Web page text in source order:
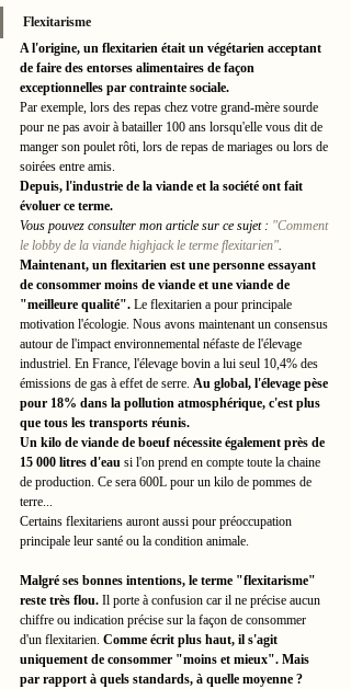
Flexitarisme
A l'origine, un flexitarien était un végétarien acceptant
de faire des entorses alimentaires de façon
exceptionnelles par contrainte sociale.
Par exemple, lors des repas chez votre grand-mère sourde
pour ne pas avoir à batailler 100 ans lorsqu'elle vous dit de
manger son poulet rôti, lors de repas de mariages ou lors de
soirées entre amis.
Depuis, l'industrie de la viande et la société ont fait
évoluer ce terme.
Vous pouvez consulter mon article sur ce sujet : "Comment
le lobby de la viande highjack le terme flexitarien".
Maintenant, un flexitarien est une personne essayant
de consommer moins de viande et une viande de
"meilleure qualité". Le flexitarien a pour principale
motivation l'écologie. Nous avons maintenant un consensus
autour de l'impact environnemental néfaste de l'élevage
industriel. En France, l'élevage bovin a lui seul 10,4% des
émissions de gas à effet de serre. Au global, l'élevage pèse
pour 18% dans la pollution atmosphérique, c'est plus
que tous les transports réunis.
Un kilo de viande de boeuf nécessite également près de
15 000 litres d'eau si l'on prend en compte toute la chaine
de production. Ce sera 600L pour un kilo de pommes de
terre...
Certains flexitariens auront aussi pour préoccupation
principale leur santé ou la condition animale.
Malgré ses bonnes intentions, le terme "flexitarisme"
reste très flou. Il porte à confusion car il ne précise aucun
chiffre ou indication précise sur la façon de consommer
d'un flexitarien. Comme écrit plus haut, il s'agit
uniquement de consommer "moins et mieux". Mais
par rapport à quels standards, à quelle moyenne ?